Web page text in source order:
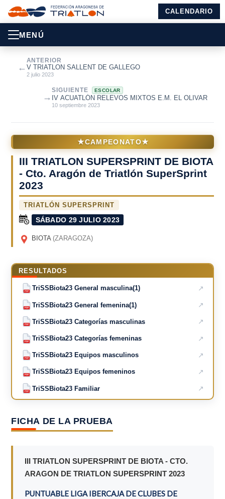
CALENDARIO
MENÚ
←
ANTERIOR
V TRIATLON SALLENT DE GALLEGO
2 julio 2023
SIGUIENTE ESCOLAR
IV ACUATLÓN RELEVOS MIXTOS E.M. EL OLIVAR
10 septiembre 2023
→
★CAMPEONATO★
III TRIATLON SUPERSPRINT DE BIOTA
- Cto. Aragón de Triatlón SuperSprint
2023
TRIATLÓN SUPERSPRINT
SÁBADO 29 JULIO 2023
BIOTA (ZARAGOZA)
RESULTADOS
PDF TriSSBiota23 General masculina(1) ↗
PDF TriSSBiota23 General femenina(1) ↗
PDF TriSSBiota23 Categorías masculinas ↗
PDF TriSSBiota23 Categorías femeninas ↗
PDF TriSSBiota23 Equipos masculinos ↗
PDF TriSSBiota23 Equipos femeninos ↗
PDF TriSSBiota23 Familiar ↗
FICHA DE LA PRUEBA
III TRIATLON SUPERSPRINT DE BIOTA - CTO.
ARAGON DE TRIATLON SUPERSPRINT 2023
PUNTUABLE LIGA IBERCAJA DE CLUBES DE